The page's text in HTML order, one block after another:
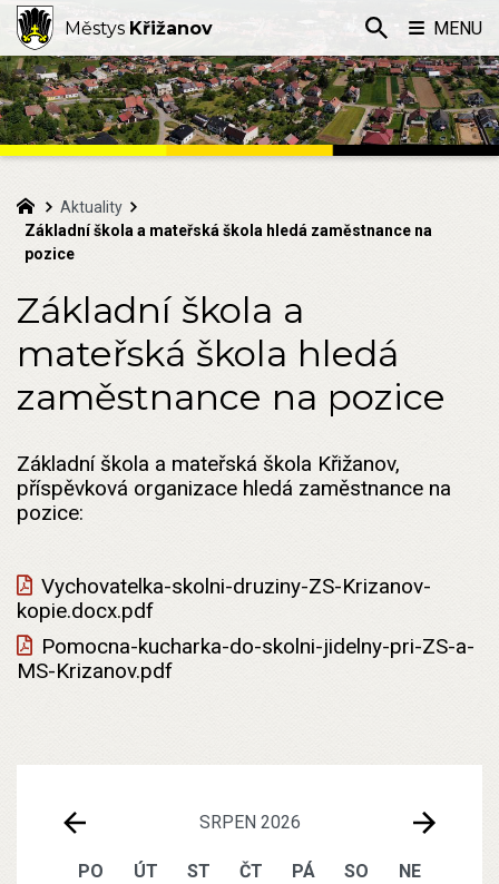
SRPEN 2026
PO ÚT ST ČT PÁ SO
NE
Aktuality
Základní škola a mateřská škola hledá zaměstnance na
pozice
Základní škola a
mateřská škola hledá
zaměstnance na pozice
Základní škola a mateřská škola Křižanov,
příspěvková organizace hledá zaměstnance na
pozice:
Vychovatelka-skolni-druziny-ZS-Krizanov-
kopie.docx.pdf
Pomocna-kucharka-do-skolni-jidelny-pri-ZS-a-
MS-Krizanov.pdf
Městys Křižanov MENU